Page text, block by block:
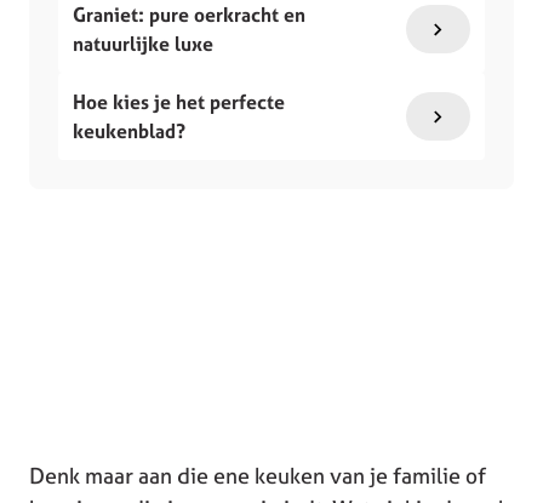
Graniet: pure oerkracht en
natuurlijke luxe
Hoe kies je het perfecte
keukenblad?
Denk maar aan die ene keuken van je familie of